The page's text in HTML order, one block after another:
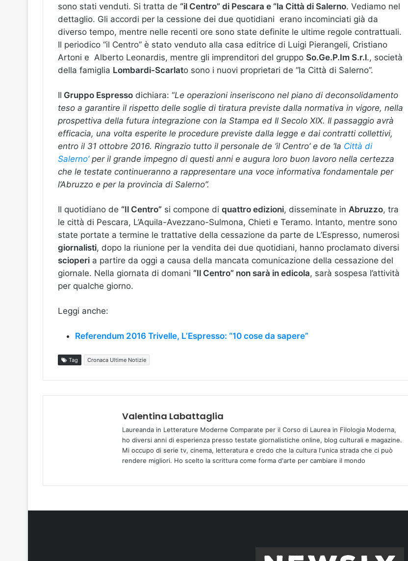
sono stati venduti. Si tratta de “il Centro” di Pescara e “la Città di Salerno. Vediamo nel
dettaglio. Gli accordi per la cessione dei due quotidiani erano incominciati già da
diverso tempo, mentre nelle recenti ore sono state definite le ultime regole contrattuali.
Il periodico “il Centro” è stato venduto alla casa editrice di Luigi Pierangeli, Cristiano
Artoni e Alberto Leonardis, mentre gli imprenditori del gruppo So.Ge.P.Im S.r.l., società
della famiglia Lombardi-Scarlato sono i nuovi proprietari de “la Città di Salerno”.
Il Gruppo Espresso dichiara: “Le operazioni inseriscono nel piano di deconsolidamento
teso a garantire il rispetto delle soglie di tiratura previste dalla normativa in vigore, nella
prospettiva della futura integrazione con la Stampa ed Il Secolo XIX. Il passaggio avrà
efficacia, una volta esperite le procedure previste dalla legge e dai contratti collettivi,
entro il 31 ottobre 2016. Ringrazio tutto il personale de ‘il Centro’ e de ‘la Città di
Salerno’per il grande impegno di questi anni e augura loro buon lavoro nella certezza
che le testate continueranno a rappresentare una voce informativa fondamentale per
l’Abruzzo e per la provincia di Salerno”.
Il quotidiano de “Il Centro” si compone di quattro edizioni, disseminate in Abruzzo, tra
le città di Pescara, L’Aquila-Avezzano-Sulmona, Chieti e Teramo. Intanto, mentre sono
state portate a termine le trattative della cessazione da parte de L’Espresso, numerosi
giornalisti, dopo la riunione per la vendita dei due quotidiani, hanno proclamato diversi
scioperi a partire da oggi a causa della mancata comunicazione della cessazione del
giornale. Nella giornata di domani “Il Centro” non sarà in edicola, sarà sospesa l’attività
per qualche giorno.
Leggi anche:
Referendum 2016 Trivelle, L’Espresso: “10 cose da sapere”
Tag Cronaca Ultime Notizie
Valentina Labattaglia
Laureanda in Letterature Moderne Comparate per il Corso di Laurea in Filologia Moderna,
ho diversi anni di esperienza presso testate giornalistiche online, blog culturali e magazine.
Mi occupo di serie tv, cinema, letteratura e credo che la cultura l'unica strada che ci può
rendere migliori. Ho scelto la scrittura come forma d'arte per cambiare il mondo